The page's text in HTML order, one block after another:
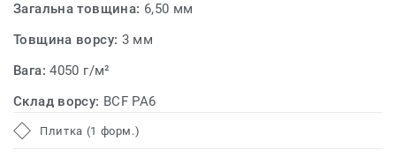
Загальна товщина: 6,50 мм
Товщина ворсу: 3 мм
Вага:4050 г/м²
Склад ворсу: BCF PA6
Плитка (1 форм.)